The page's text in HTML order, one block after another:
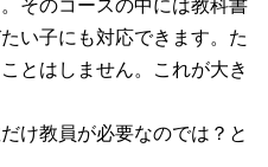
そのコースの中には教科書
い子にも対応できます。た
とはしません。これが大き
け教員が必要なのでは？と